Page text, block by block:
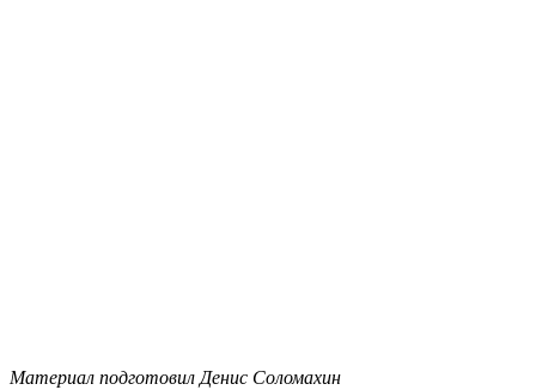
Материал подготовил Денис Соломахин